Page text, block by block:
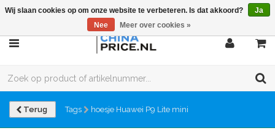
Terug Tags hoesje Huawei P9 Lite mini
Wij slaan cookies op om onze website te verbeteren. Is dat akkoord?
Ja
Nee
Meer over cookies »